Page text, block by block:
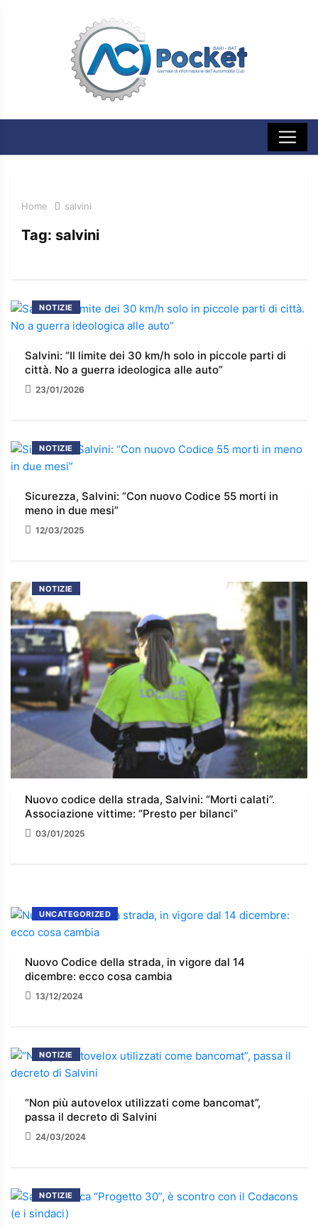
Home salvini
Tag: salvini
NOTIZIE
Salvini: “Il limite dei 30 km/h solo in piccole parti di
città. No a guerra ideologica alle auto”
23/01/2026
NOTIZIE
Sicurezza, Salvini: “Con nuovo Codice 55 morti in
meno in due mesi”
12/03/2025
NOTIZIE
Nuovo codice della strada, Salvini: “Morti calati”.
Associazione vittime: “Presto per bilanci”
03/01/2025
UNCATEGORIZED
Nuovo Codice della strada, in vigore dal 14
dicembre: ecco cosa cambia
13/12/2024
NOTIZIE
“Non più autovelox utilizzati come bancomat”,
passa il decreto di Salvini
24/03/2024
NOTIZIE